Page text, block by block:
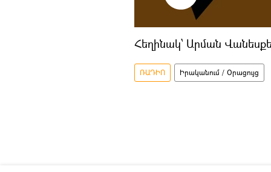
Հեղինակ՝ Արման
ՌԱԴԻՈ Իրականում / Օրացույց